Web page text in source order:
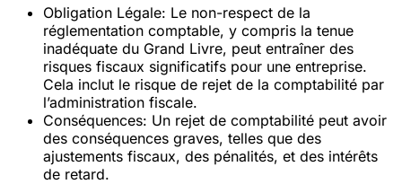
Obligation Légale: Le non-respect de la
réglementation comptable, y compris la tenue
inadéquate du Grand Livre, peut entraîner des
risques fiscaux significatifs pour une entreprise.
Cela inclut le risque de rejet de la comptabilité par
l’administration fiscale.
Conséquences: Un rejet de comptabilité peut avoir
des conséquences graves, telles que des
ajustements fiscaux, des pénalités, et des intérêts
de retard.